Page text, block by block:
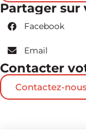
Partager sur
Facebook
Email
Contacter
Contactez-nous